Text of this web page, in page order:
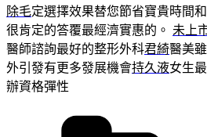
除毛定選擇效果替您節省寶貴時間
很肯定的答覆最經濟實惠的。 未上
醫師諮詢最好的整形外科君綺醫美
外引發有更多發展機會持久液女生
辦資格彈性